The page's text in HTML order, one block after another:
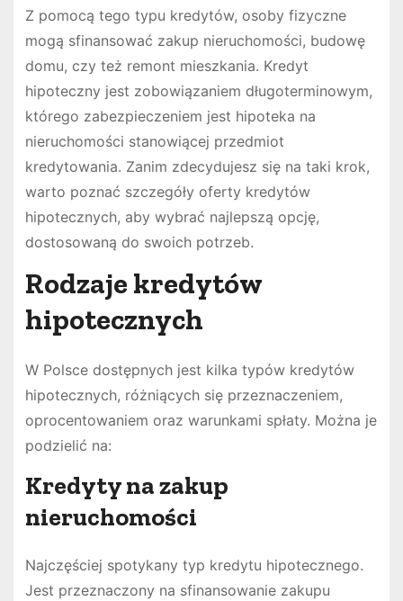
Z pomocą tego typu kredytów, osoby fizyczne
mogą sfinansować zakup nieruchomości, budowę
domu, czy też remont mieszkania. Kredyt
hipoteczny jest zobowiązaniem długoterminowym,
którego zabezpieczeniem jest hipoteka na
nieruchomości stanowiącej przedmiot
kredytowania. Zanim zdecydujesz się na taki krok,
warto poznać szczegóły oferty kredytów
hipotecznych, aby wybrać najlepszą opcję,
dostosowaną do swoich potrzeb.
Rodzaje kredytów
hipotecznych
W Polsce dostępnych jest kilka typów kredytów
hipotecznych, różniących się przeznaczeniem,
oprocentowaniem oraz warunkami spłaty. Można je
podzielić na:
Kredyty na zakup
nieruchomości
Najczęściej spotykany typ kredytu hipotecznego.
Jest przeznaczony na sfinansowanie zakupu